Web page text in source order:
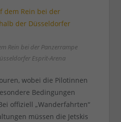
Rein bei der Panzerrampe
Esprit-Arena
wobei die Pilotinnen
Bedingungen
offiziell „Wanderfahrten“
müssen die Jetskis